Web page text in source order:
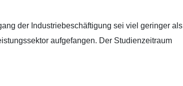
der Industriebeschäftigung sei viel geringer als
aufgefangen. Der Studienzeitraum